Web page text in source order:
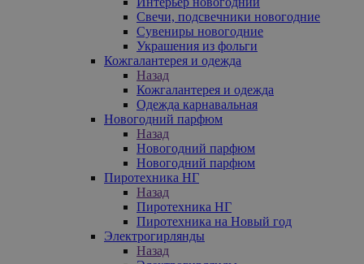
Свечи, подсвечники новогодние
Сувениры новогодние
Украшения из фольги
Кожгалантерея и одежда
Назад
Кожгалантерея и одежда
Одежда карнавальная
Новогодний парфюм
Назад
Новогодний парфюм
Новогодний парфюм
Пиротехника НГ
Назад
Пиротехника НГ
Пиротехника на Новый год
Электрогирлянды
Назад